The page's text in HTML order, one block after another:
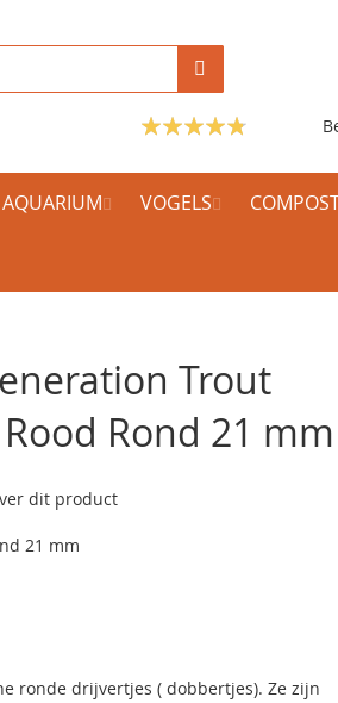
AQUARIUM VOGELS
Trout
Rond 21 mm
dit product
21 mm
ronde drijvertjes ( dobbertjes). Ze zijn